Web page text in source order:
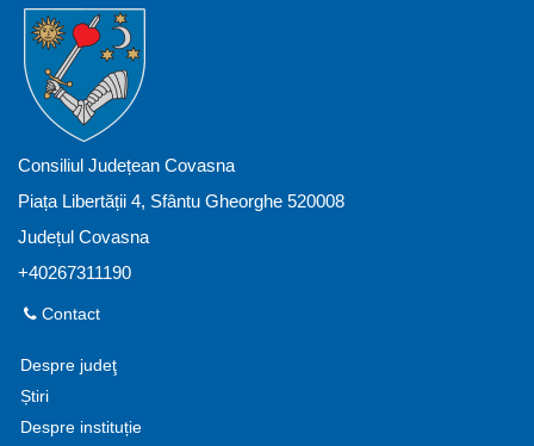
Consiliul Județean Covasna
Piața Libertății 4, Sfântu Gheorghe 520008
Județul Covasna
+40267311190
Contact
Despre judeţ
Știri
Despre instituție